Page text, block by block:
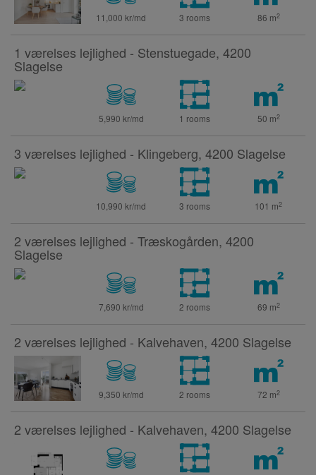
11,000 kr/md 3 rooms 86 m2
1 værelses lejlighed - Stenstuegade, 4200
Slagelse
5,990 kr/md 1 rooms 50 m2
3 værelses lejlighed - Klingeberg, 4200 Slagelse
10,990 kr/md 3 rooms 101 m2
2 værelses lejlighed - Træskogården, 4200
Slagelse
7,690 kr/md 2 rooms 69 m2
2 værelses lejlighed - Kalvehaven, 4200 Slagelse
9,350 kr/md 2 rooms 72 m2
2 værelses lejlighed - Kalvehaven, 4200 Slagelse